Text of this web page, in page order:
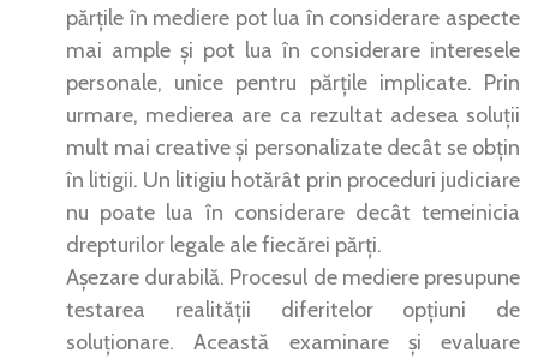
părțile în mediere pot lua în considerare aspecte
mai ample și pot lua în considerare interesele
personale, unice pentru părțile implicate. Prin
urmare, medierea are ca rezultat adesea soluții
mult mai creative și personalizate decât se obțin
în litigii. Un litigiu hotărât prin proceduri judiciare
nu poate lua în considerare decât temeinicia
drepturilor legale ale fiecărei părți.
Aşezare durabilă. Procesul de mediere presupune
testarea realității diferitelor opțiuni de
soluționare. Această examinare și evaluare